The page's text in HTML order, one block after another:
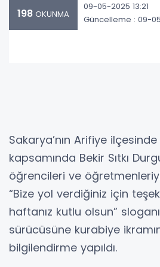
198 OKUNMA
09-05-2025 13:21
Güncelleme : 09-